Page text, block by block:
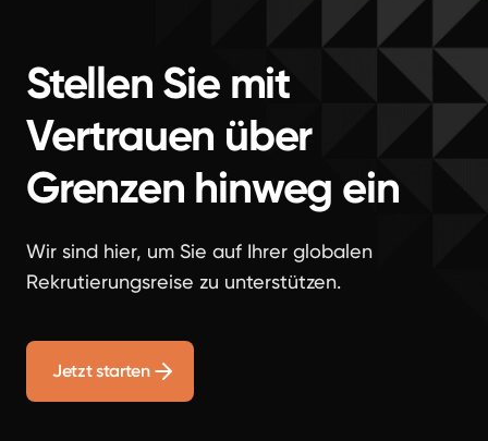
Stellen Sie mit
Vertrauen über
Grenzen hinweg ein
Wir sind hier, um Sie auf Ihrer globalen
Rekrutierungsreise zu unterstützen.
Jetzt starten